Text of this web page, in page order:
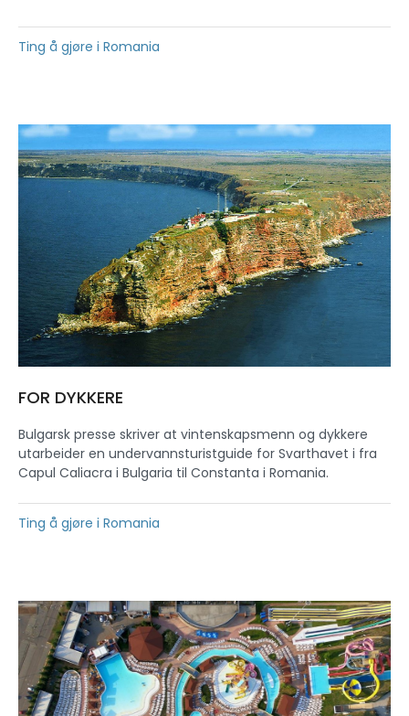
Ting å gjøre i Romania
FOR DYKKERE
Bulgarsk presse skriver at vintenskapsmenn og dykkere
utarbeider en undervannsturistguide for Svarthavet i fra
Capul Caliacra i Bulgaria til Constanta i Romania.
Ting å gjøre i Romania